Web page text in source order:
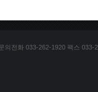
의전화 033-262-1920 팩스 033-